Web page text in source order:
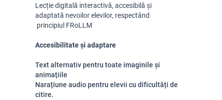
Lecție digitală interactivă, accesibilă și
adaptată nevoilor elevilor, respectând
principiul FRoLLM
Accesibilitate și adaptare
Text alternativ pentru toate imaginile și
animațiile
Narațiune audio pentru elevii cu dificultăți de
citire.